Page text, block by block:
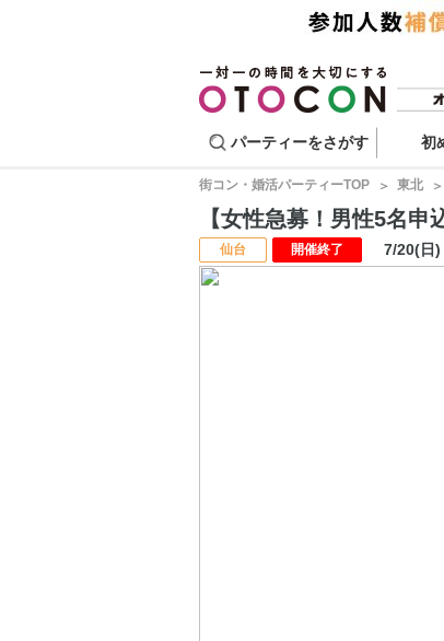
パーティーをさがす 初
街コン・婚活パーティーTOP 東北
【女性急募！男性5名
仙台 開催終了 7/20(日